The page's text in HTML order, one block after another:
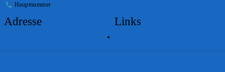
Hauptnummer
Adresse Links